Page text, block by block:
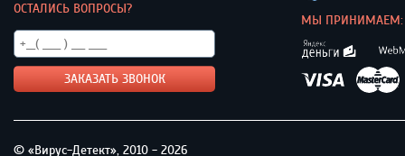
ОСТАЛИСЬ ВОПРОСЫ?
МЫ ПРИНИМАЕМ:
© «Вирус-Детект», 2010 - 2026